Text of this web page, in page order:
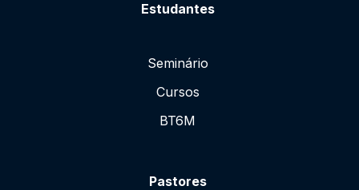
Estudantes
Seminário
Cursos
BT6M
Pastores